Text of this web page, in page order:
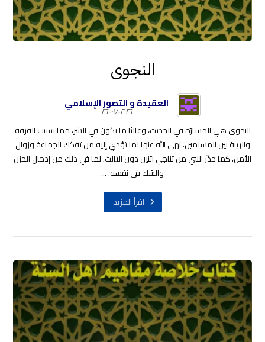
النجوى
العقيدة و التصور الإسلامي
٢٠٢٦-٠٧-٢٦
النجوى هي المسارّة في الحديث، وغالبًا ما تكون في الشر، مما يسبب الفرقة
والريبة بين المسلمين. نهى الله عنها لما تؤدي إليه من تفكك الجماعة وزوال
الأمن، كما حذّر النبي من تناجي اثنين دون الثالث، لما في ذلك من إدخال الحزن
والشك في نفسه. ...
اقرأ المزيد